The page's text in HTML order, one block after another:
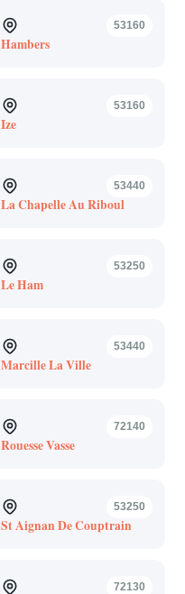
53160
Hambers
53160
Ize
53440
La Chapelle Au Riboul
53250
Le Ham
53440
Marcille La Ville
72140
Rouesse Vasse
53250
St Aignan De Couptrain
72130